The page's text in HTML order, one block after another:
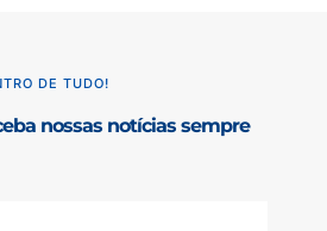
DE TUDO!
nossas notícias sempre